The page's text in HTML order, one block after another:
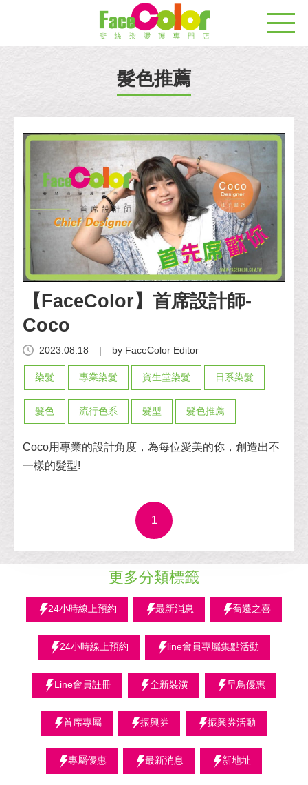
髮色推薦
【FaceColor】首席設計師-
Coco
2023.08.18 | by FaceColor Editor
染髮 專業染髮 資生堂染髮 日系染髮
髮色 流行色系 髮型 髮色推薦
Coco用專業的設計角度，為每位愛美的你，創造出不
一樣的髮型!
1
更多分類標籤
24小時線上預約 最新消息 喬遷之喜
24小時線上預約 line會員專屬集點活動
Line會員註冊 全新裝潢 早鳥優惠
首席專屬 振興券 振興券活動
專屬優惠 最新消息 新地址